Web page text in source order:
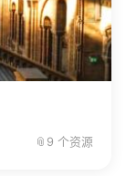
📎 9 个资源